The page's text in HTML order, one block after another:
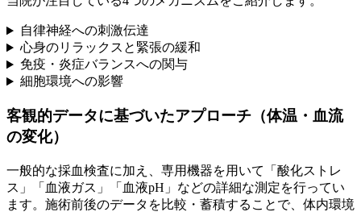
自律神経への刺激伝達
心身のリラックスと緊張の緩和
免疫・炎症バランスへの関与
細胞環境への影響
客観的データに基づいたアプローチ（体温・血流
の変化）
一般的な採血検査に加え、専用機器を用いて「酸化ストレ
ス」「血液ガス」「血液pH」などの詳細な測定を行ってい
ます。施術前後のデータを比較・蓄積することで、体内環境